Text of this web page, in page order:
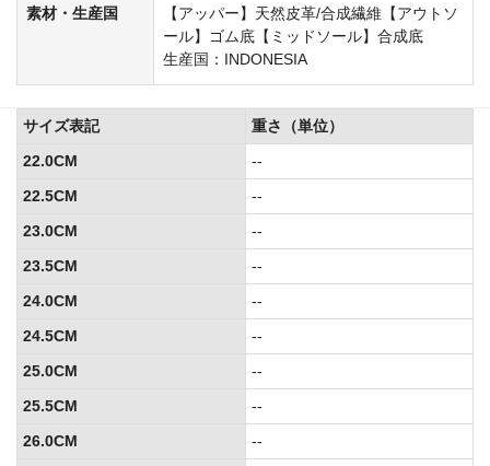
素材・生産国
【アッパー】天然皮革/合成繊維【アウトソ
ール】ゴム底【ミッドソール】合成底
生産国：INDONESIA
サイズ表記
重さ（単位）
22.0CM
--
22.5CM
--
23.0CM
--
23.5CM
--
24.0CM
--
24.5CM
--
25.0CM
--
25.5CM
--
26.0CM
--